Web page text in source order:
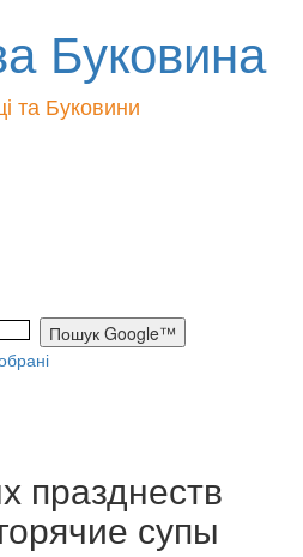
Буковина
та Буковини
празднеств
супы